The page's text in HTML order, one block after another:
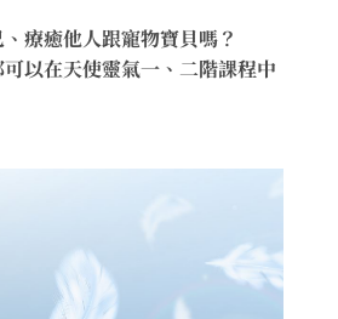
療癒他人跟寵物寶貝嗎？
以在天使靈氣一、二階課程中